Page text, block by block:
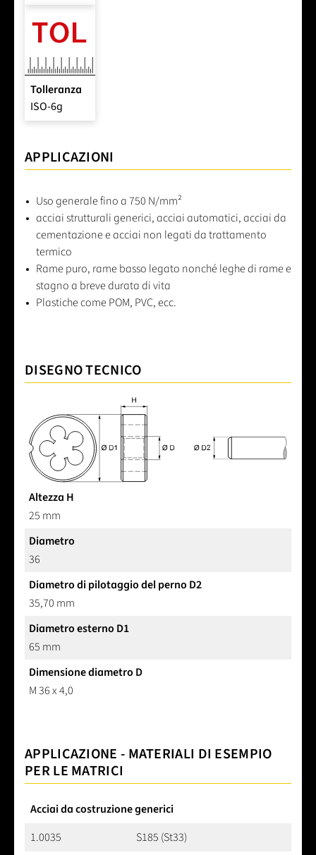
Tolleranza
ISO-6g
APPLICAZIONI
Uso generale fino a 750 N/mm²
acciai strutturali generici, acciai automatici, acciai da
cementazione e acciai non legati da trattamento
termico
Rame puro, rame basso legato nonché leghe di rame e
stagno a breve durata di vita
Plastiche come POM, PVC, ecc.
DISEGNO TECNICO
Altezza H
25 mm
Diametro
36
Diametro di pilotaggio del perno D2
35,70 mm
Diametro esterno D1
65 mm
Dimensione diametro D
M 36 x 4,0
APPLICAZIONE - MATERIALI DI ESEMPIO
PER LE MATRICI
Acciai da costruzione generici
1.0035
S185 (St33)